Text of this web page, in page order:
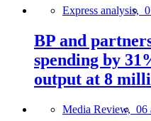
Express analysis,
BP and
spending by
output at 8
Media Review, 06